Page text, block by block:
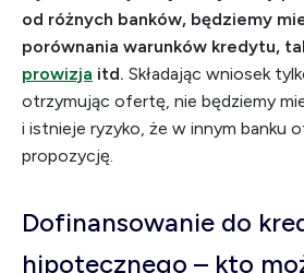
od różnych banków, będziemy
porównania warunków kredytu,
prowizja itd. Składając wniosek
otrzymując ofertę, nie będziemy
i istnieje ryzyko, że w innym banku
propozycję.
Dofinansowanie do
hipotecznego – kto